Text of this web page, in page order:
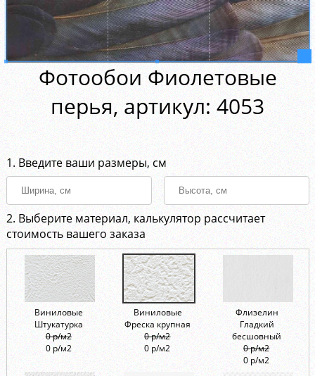
Фотообои Фиолетовые
перья, aртикул: 4053
1. Введите ваши размеры, см
2. Выберите материал, калькулятор рассчитает
стоимость вашего заказа
Виниловые
Штукатурка
0 р/м2
0 р/м2
Виниловые
Фреска крупная
0 р/м2
0 р/м2
Флизелин
Гладкий
бесшовный
0 р/м2
0 р/м2